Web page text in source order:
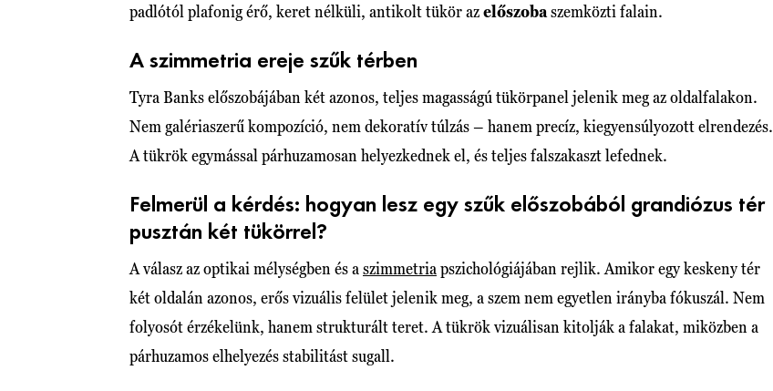
padlótól plafonig érő, keret nélküli, antikolt tükör azelőszobaszemközti falain.
A szimmetria ereje szűk térben
Tyra Banks előszobájában két azonos, teljes magasságú tükörpanel jelenik meg az oldalfalakon.
Nem galériaszerű kompozíció, nem dekoratív túlzás – hanem precíz, kiegyensúlyozott elrendezés.
A tükrök egymással párhuzamosan helyezkednek el, és teljes falszakaszt lefednek.
Felmerül a kérdés: hogyan lesz egy szűk előszobából grandiózus tér
pusztán két tükörrel?
A válasz az optikai mélységben és a szimmetria pszichológiájában rejlik. Amikor egy keskeny tér
két oldalán azonos, erős vizuális felület jelenik meg, a szem nem egyetlen irányba fókuszál. Nem
folyosót érzékelünk, hanem strukturált teret. A tükrök vizuálisan kitolják a falakat, miközben a
párhuzamos elhelyezés stabilitást sugall.